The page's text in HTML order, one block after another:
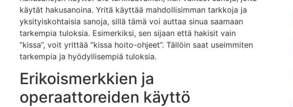
käytät hakusanoina. Yritä käyttää mahdollisimman tarkkoja ja
yksityiskohtaisia sanoja, sillä tämä voi auttaa sinua saamaan
tarkempia tuloksia. Esimerkiksi, sen sijaan että hakisit vain
”kissa”, voit yrittää ”kissa hoito-ohjeet”. Tällöin saat useimmiten
tarkempia ja hyödyllisempiä tuloksia.
Erikoismerkkien ja
operaattoreiden käyttö